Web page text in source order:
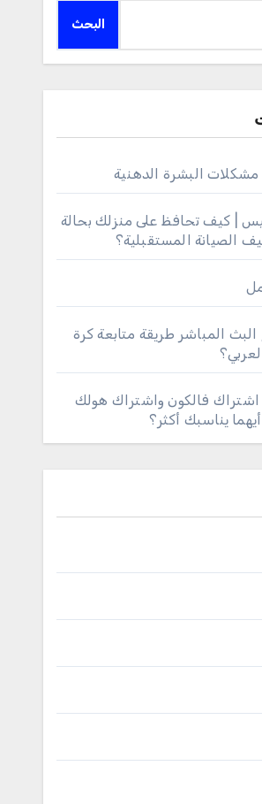
البحث
البشرة الدهنية
| كيف تحافظ على منزلك بحالة
الصيانة المستقبلية؟
المباشر طريقة متابعة كرة
اشتراك فالكون واشتراك هولك